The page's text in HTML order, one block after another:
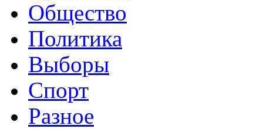
Общество
Политика
Выборы
Спорт
Разное